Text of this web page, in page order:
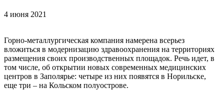
4 июня 2021
Горно-металлургическая компания намерена всерьез
вложиться в модернизацию здравоохранения на территориях
размещения своих производственных площадок. Речь идет, в
том числе, об открытии новых современных медицинских
центров в Заполярье: четыре из них появятся в Норильске,
еще три – на Кольском полуострове.